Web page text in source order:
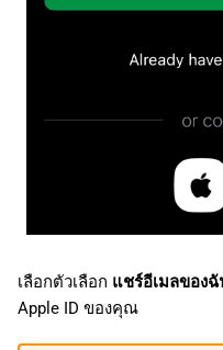
เลือกตัวเลือก แชร์อีเมลของฉั
Apple ID ของคุณ